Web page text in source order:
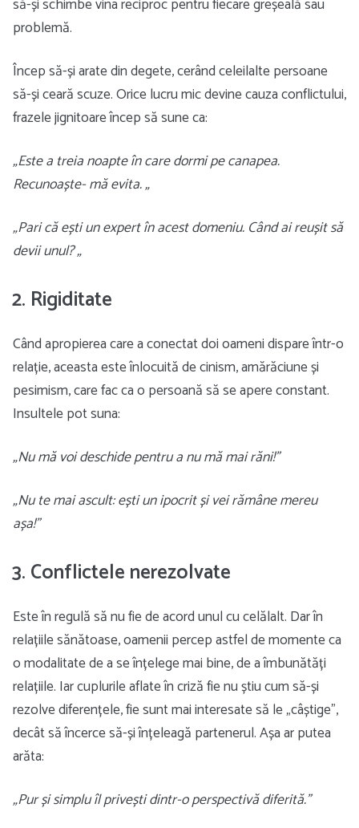
să-și schimbe vina reciproc pentru fiecare greșeală sau
problemă.
Încep să-și arate din degete, cerând celeilalte persoane
să-și ceară scuze. Orice lucru mic devine cauza conflictului,
frazele jignitoare încep să sune ca:
„Este a treia noapte în care dormi pe canapea.
Recunoaște- mă evita. „
„Pari că ești un expert în acest domeniu. Când ai reușit să
devii unul? „
2. Rigiditate
Când apropierea care a conectat doi oameni dispare într-o
relație, aceasta este înlocuită de cinism, amărăciune și
pesimism, care fac ca o persoană să se apere constant.
Insultele pot suna:
„Nu mă voi deschide pentru a nu mă mai răni!”
„Nu te mai ascult: ești un ipocrit și vei rămâne mereu
așa!”
3. Conflictele nerezolvate
Este în regulă să nu fie de acord unul cu celălalt. Dar în
relațiile sănătoase, oamenii percep astfel de momente ca
o modalitate de a se înțelege mai bine, de a îmbunătăți
relațiile. Iar cuplurile aflate în criză fie nu știu cum să-și
rezolve diferențele, fie sunt mai interesate să le „câștige”,
decât să încerce să-și înțeleagă partenerul. Așa ar putea
arăta:
„Pur și simplu îl privești dintr-o perspectivă diferită.”